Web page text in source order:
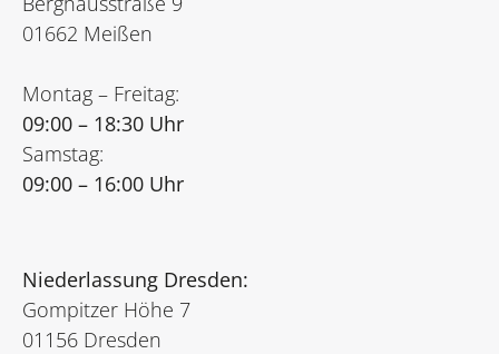
01662 Meißen
Montag – Freitag:
09:00 – 18:30 Uhr
Samstag:
09:00 – 16:00 Uhr
Niederlassung Dresden:
Gompitzer Höhe 7
01156 Dresden